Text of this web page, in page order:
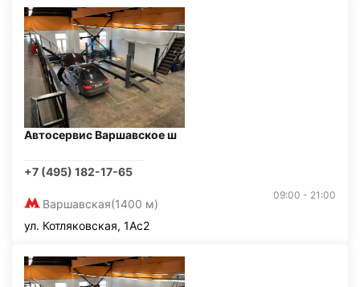
Автосервис Варшавское ш
+7 (495) 182-17-65
Варшавская(1400 м)
09:00 - 21:00
ул. Котляковская, 1Ас2